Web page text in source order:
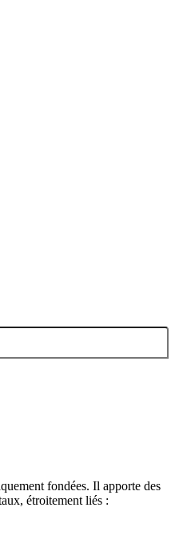
fondées. Il apporte des
étroitement liés :